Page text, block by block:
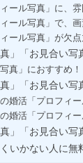
ール写真」に、
ール写真」で、
ール写真」が欠
」「お見合い
真」におすすめ
」「お見合い
婚活「プロフィ
婚活「プロフィ
」「お見合い写
いかない人に無